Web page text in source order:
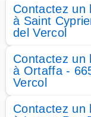
Contactez un
à Saint
del Vercol
Contactez un
à Ortaffa -
Vercol
Contactez un